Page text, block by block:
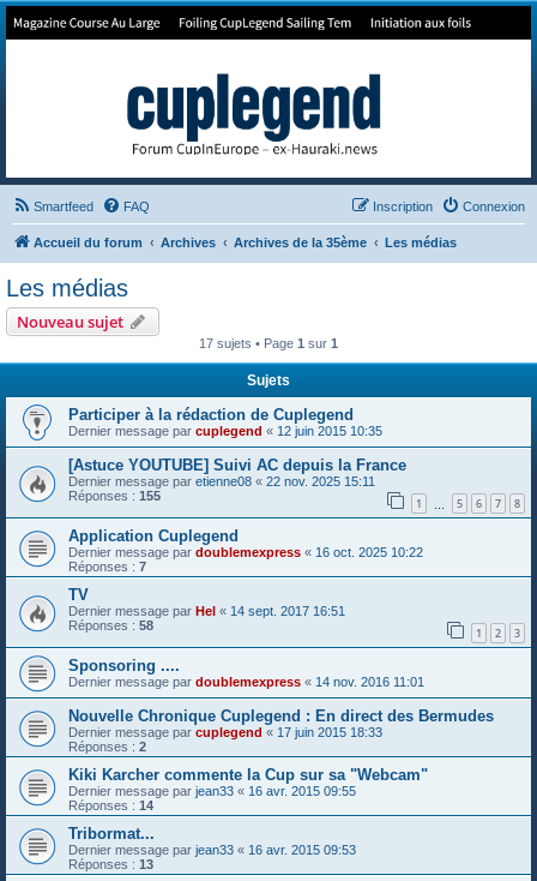
Forum de Cup In Europe
Smartfeed FAQ Connexion
Inscription
Accueil du forum Archives Archives de la 35ème Les médias
Les médias
Nouveau sujet
17 sujets • Page 1 sur 1
Sujets
Participer à la rédaction de Cuplegend
Dernier message par cuplegend « 12 juin 2015 10:35
[Astuce YOUTUBE] Suivi AC depuis la France
Dernier message par etienne08 « 22 nov. 2025 15:11
Réponses : 155 1 5 6 7 8
Application Cuplegend
Dernier message par doublemexpress « 16 oct. 2025 10:22
Réponses : 7
TV
Dernier message par Hel « 14 sept. 2017 16:51
Réponses : 58 1 2 3
Sponsoring ....
Dernier message par doublemexpress « 14 nov. 2016 11:01
Nouvelle Chronique Cuplegend : En direct des Bermudes
Dernier message par cuplegend « 17 juin 2015 18:33
Réponses : 2
Kiki Karcher commente la Cup sur sa "Webcam"
Dernier message par jean33 « 16 avr. 2015 09:55
Réponses : 14
Tribormat...
Dernier message par jean33 « 16 avr. 2015 09:53
Réponses : 13